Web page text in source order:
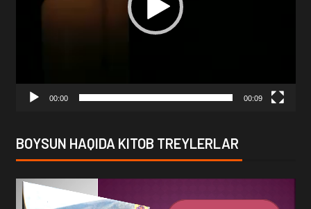
00:00 00:09
BOYSUN HAQIDA KITOB TREYLERLAR
Video
Player